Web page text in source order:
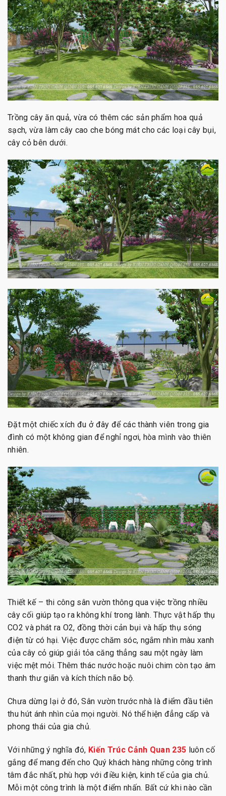
Trồng cây ăn quả, vừa có thêm các sản phẩm hoa quả
sạch, vừa làm cây cao che bóng mát cho các loại cây bụi,
cây cỏ bên dưới.
Đặt một chiếc xích đu ở đây để các thành viên trong gia
đình có một không gian để nghỉ ngơi, hòa mình vào thiên
nhiên.
Thiết kế – thi công sân vườn thông qua việc trồng nhiều
cây cối giúp tạo ra không khí trong lành. Thực vật hấp thụ
CO2 và phát ra O2, đồng thời cản bụi và hấp thụ sóng
điện từ có hại. Việc được chăm sóc, ngắm nhìn màu xanh
của cây cỏ giúp giải tỏa căng thẳng sau một ngày làm
việc mệt mỏi. Thêm thác nước hoặc nuôi chim còn tạo âm
thanh thư giãn và kích thích não bộ.
Chưa dừng lại ở đó, Sân vườn trước nhà là điểm đầu tiên
thu hút ánh nhìn của mọi người. Nó thể hiện đẳng cấp và
phong thái của gia chủ.
Với những ý nghĩa đó, Kiến Trúc Cảnh Quan 235 luôn cố
gắng để mang đến cho Quý khách hàng những công trình
tâm đắc nhất, phù hợp với điều kiện, kinh tế của gia chủ.
Mỗi một công trình là một điểm nhấn. Bất cứ khi nào cần